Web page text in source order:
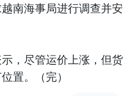
南海事局进行调查并安
，尽管运价上涨，但货
置。（完）